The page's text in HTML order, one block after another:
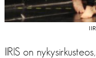
IIRIS on